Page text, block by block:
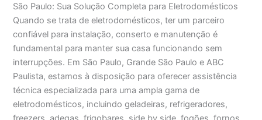
São Paulo: Sua Solução Completa para Eletrodomésticos
Quando se trata de eletrodomésticos, ter um parceiro
confiável para instalação, conserto e manutenção é
fundamental para manter sua casa funcionando sem
interrupções. Em São Paulo, Grande São Paulo e ABC
Paulista, estamos à disposição para oferecer assistência
técnica especializada para uma ampla gama de
eletrodomésticos, incluindo geladeiras, refrigeradores,